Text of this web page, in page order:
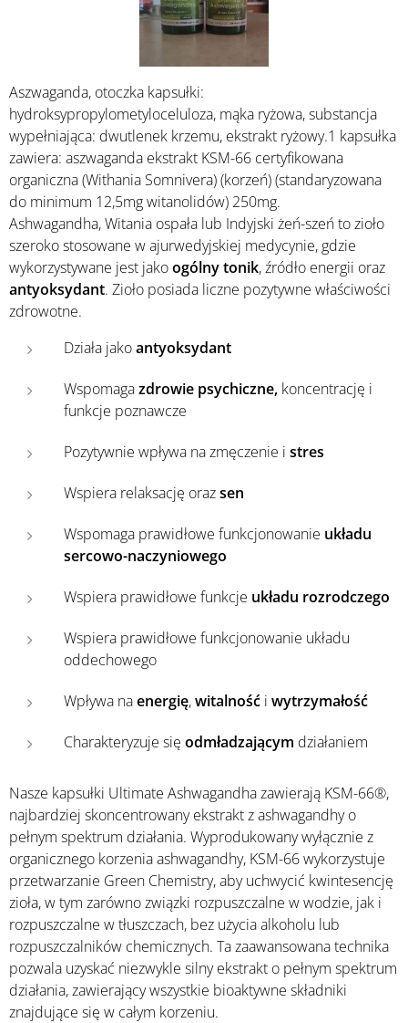
Aszwaganda, otoczka kapsułki:
hydroksypropylometyloceluloza, mąka ryżowa, substancja
wypełniająca: dwutlenek krzemu, ekstrakt ryżowy.1 kapsułka
zawiera: aszwaganda ekstrakt KSM-66 certyfikowana
organiczna (Withania Somnivera) (korzeń) (standaryzowana
do minimum 12,5mg witanolidów) 250mg.
Ashwagandha, Witania ospała lub Indyjski żeń-szeń to zioło
szeroko stosowane w ajurwedyjskiej medycynie, gdzie
wykorzystywane jest jakoogólny tonik, źródło energii oraz
antyoksydant. Zioło posiada liczne pozytywne właściwości
zdrowotne.
Działa jakoantyoksydant
Wspomagazdrowie psychiczne, koncentrację i
funkcje poznawcze
Pozytywnie wpływa na zmęczenie i stres
Wspiera relaksację orazsen
Wspomaga prawidłowe funkcjonowanie układu
sercowo-naczyniowego
Wspiera prawidłowe funkcje układu rozrodczego
Wspiera prawidłowe funkcjonowanie układu
oddechowego
Wpływa naenergię,witalność i wytrzymałość
Charakteryzuje się odmładzającym działaniem
Nasze kapsułki Ultimate Ashwagandha zawierają KSM-66®,
najbardziej skoncentrowany ekstrakt z ashwagandhy o
pełnym spektrum działania. Wyprodukowany wyłącznie z
organicznego korzenia ashwagandhy, KSM-66 wykorzystuje
przetwarzanie Green Chemistry, aby uchwycić kwintesencję
zioła, w tym zarówno związki rozpuszczalne w wodzie, jak i
rozpuszczalne w tłuszczach, bez użycia alkoholu lub
rozpuszczalników chemicznych. Ta zaawansowana technika
pozwala uzyskać niezwykle silny ekstrakt o pełnym spektrum
działania, zawierający wszystkie bioaktywne składniki
znajdujące się w całym korzeniu.